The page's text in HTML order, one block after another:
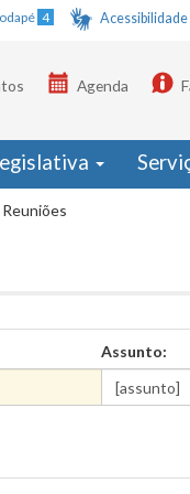
4 Acessibilidade
Agenda
Assunto: